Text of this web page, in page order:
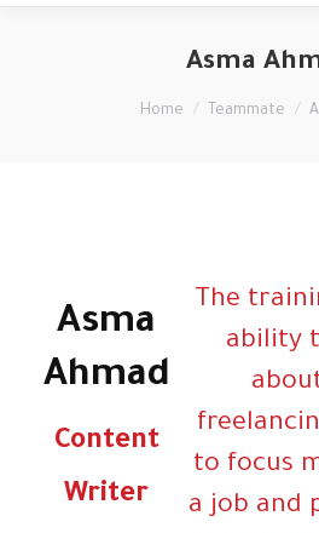
Asma
You are here:
Home Teammate
Asma
Ahmad
Content
Writer
The
ability
to focus
a job and